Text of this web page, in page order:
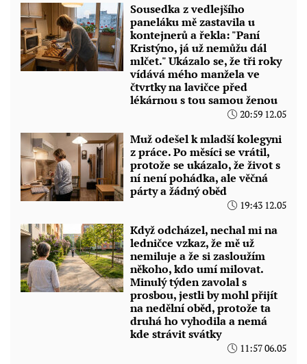
Sousedka z vedlejšího
paneláku mě zastavila u
kontejnerů a řekla: "Paní
Kristýno, já už nemůžu dál
mlčet." Ukázalo se, že tři roky
vídává mého manžela ve
čtvrtky na lavičce před
lékárnou s tou samou ženou
20:59 12.05
Muž odešel k mladší kolegyni
z práce. Po měsíci se vrátil,
protože se ukázalo, že život s
ní není pohádka, ale věčná
párty a žádný oběd
19:43 12.05
Když odcházel, nechal mi na
ledničce vzkaz, že mě už
nemiluje a že si zasloužím
někoho, kdo umí milovat.
Minulý týden zavolal s
prosbou, jestli by mohl přijít
na nedělní oběd, protože ta
druhá ho vyhodila a nemá
kde strávit svátky
11:57 06.05